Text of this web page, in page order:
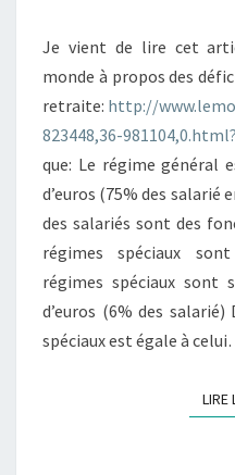
Je vient de lire cet
monde à propos des
retraite: http://
823448,36-
que: Le régime général
d’euros (75% des salarié
des salariés sont des
régimes spéciaux
régimes spéciaux sont
d’euros (6% des
spéciaux est égale à
LIRE